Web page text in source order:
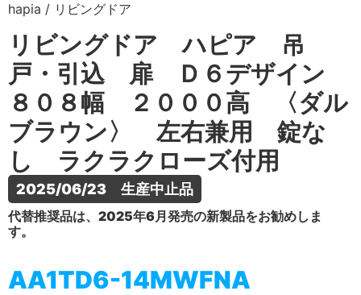
hapia / リビングドア
リビングドア ハピア 吊
戸・引込 扉 Ｄ６デザイン
８０８幅 ２０００高 〈ダル
ブラウン〉 左右兼用 錠な
し ラクラクローズ付用
2025/06/23　生産中止品
代替推奨品は、2025年6月発売の新製品をお勧めしま
す。
AA1TD6-14MWFNA